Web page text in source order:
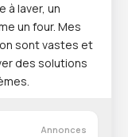
à laver, un
un four. Mes
sont vastes et
des solutions
Annonces